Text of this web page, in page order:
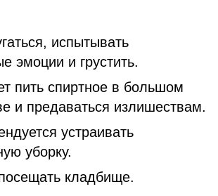
испытывать
эмоции и грустить.
пить спиртное в большом
и предаваться излишествам.
устраивать
уборку.
кладбище.